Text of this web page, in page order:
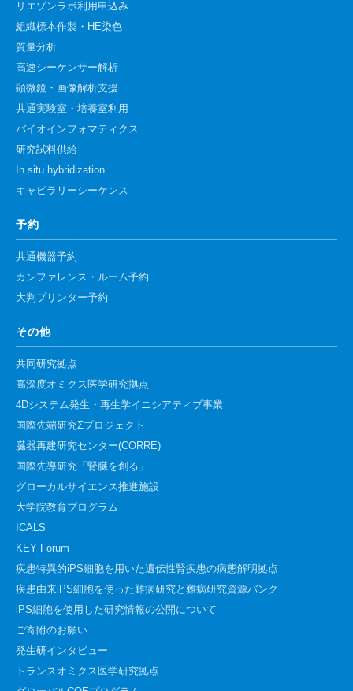
リエゾンラボ利用申込み
組織標本作製・HE染色
質量分析
高速シーケンサー解析
顕微鏡・画像解析支援
共通実験室・培養室利用
バイオインフォマティクス
研究試料供給
In situ hybridization
キャピラリーシーケンス
予約
共通機器予約
カンファレンス・ルーム予約
大判プリンター予約
その他
共同研究拠点
高深度オミクス医学研究拠点
4Dシステム発生・再生学イニシアティブ事業
国際先端研究Σプロジェクト
臓器再建研究センター(CORRE)
国際先導研究「腎臓を創る」
グローカルサイエンス推進施設
大学院教育プログラム
ICALS
KEY Forum
疾患特異的iPS細胞を用いた遺伝性腎疾患の病態解明拠点
疾患由来iPS細胞を使った難病研究と難病研究資源バンク
iPS細胞を使用した研究情報の公開について
ご寄附のお願い
発生研インタビュー
トランスオミクス医学研究拠点